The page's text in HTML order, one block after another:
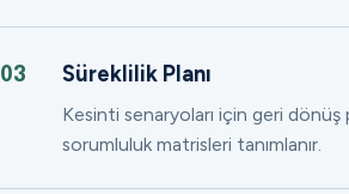
03 Süreklilik Planı
Kesinti senaryoları için geri dönüş
sorumluluk matrisleri tanımlanır.